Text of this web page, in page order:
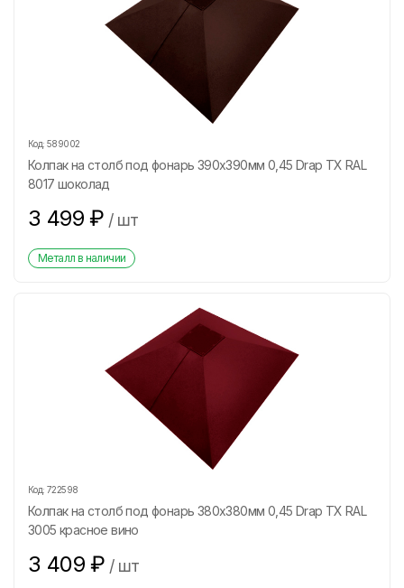
Код: 589002
Колпак на столб под фонарь 390х390мм 0,45 Drap ТХ RAL
8017 шоколад
3 499 ₽ / шт
Металл в наличии
Код: 722598
Колпак на столб под фонарь 380х380мм 0,45 Drap ТХ RAL
3005 красное вино
3 409 ₽ / шт